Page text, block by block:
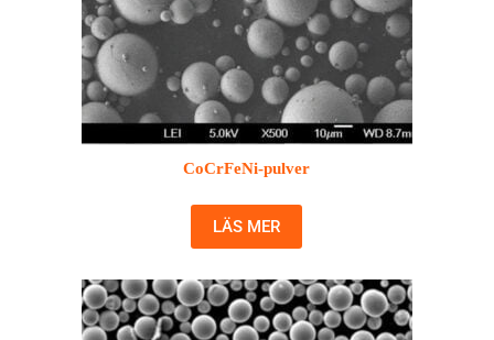
CoCrFeNi-pulver
LÄS MER